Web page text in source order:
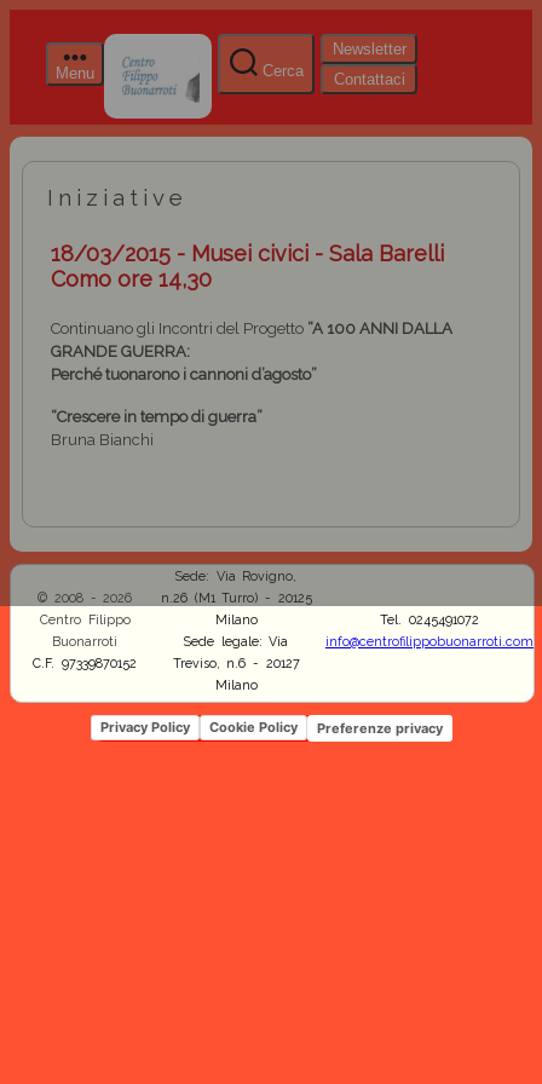
Menu Cerca
Newsletter
Contattaci
Iniziative
18/03/2015 - Musei civici - Sala Barelli
Como ore 14,30
Continuano gli Incontri del Progetto “A 100 ANNI DALLA
GRANDE GUERRA:
Perché tuonarono i cannoni d’agosto”
“Crescere in tempo di guerra”
Bruna Bianchi
© 2008 - 2026
Centro Filippo
Buonarroti
C.F. 97339870152
Sede: Via Rovigno,
n.26 (M1 Turro) - 20125
Milano
Sede legale: Via
Treviso, n.6 - 20127
Milano
Tel. 0245491072
info@centrofilippobuonarroti.com
Privacy Policy Cookie Policy Preferenze privacy